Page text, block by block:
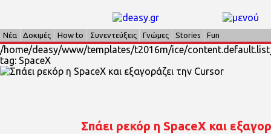
Νέα Δοκιμές How to Συνεντεύξεις Γνώμες Stories Fun
/home/deasy/www/templates/t2016m/ice/
tag: SpaceX
Σπάει ρεκόρ η SpaceX και